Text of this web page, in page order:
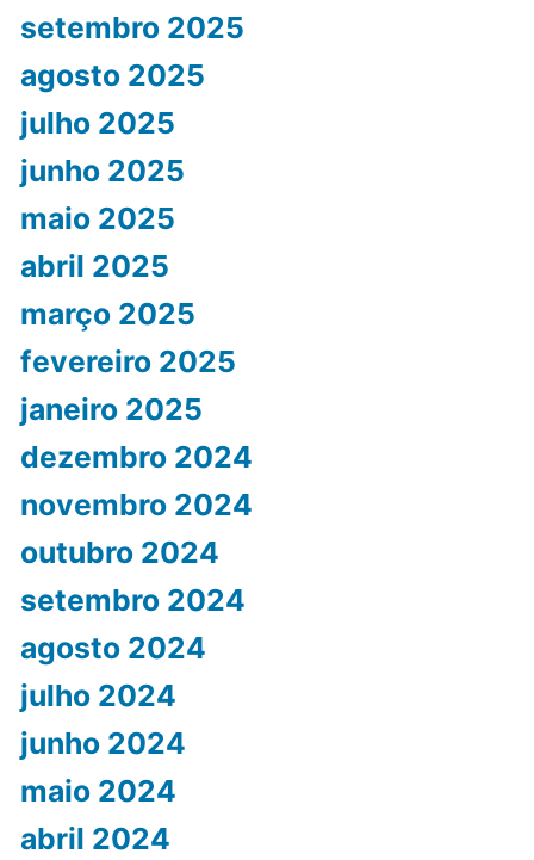
setembro 2025
agosto 2025
julho 2025
junho 2025
maio 2025
abril 2025
março 2025
fevereiro 2025
janeiro 2025
dezembro 2024
novembro 2024
outubro 2024
setembro 2024
agosto 2024
julho 2024
junho 2024
maio 2024
abril 2024